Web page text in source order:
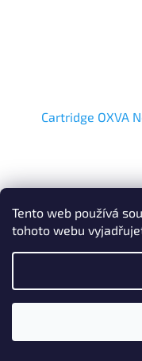
Tento web používá
tohoto webu
Cartridge OXVA
349 Kč